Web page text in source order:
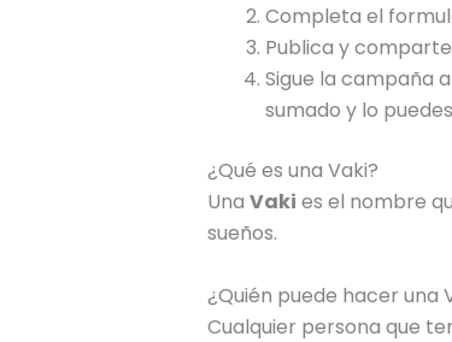
Completa el
Publica y
Sigue la campaña
sumado y lo
¿Qué es una Vaki?
Una Vaki es el nombre
sueños.
¿Quién puede hacer una
Cualquier persona que